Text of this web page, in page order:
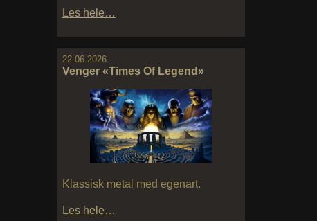
Les hele…
22.06.2026:
Venger «Times Of Legend»
Klassisk metal med egenart.
Les hele…